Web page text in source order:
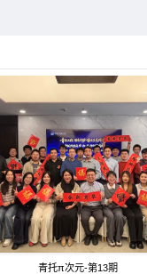
青托π次元-第13期